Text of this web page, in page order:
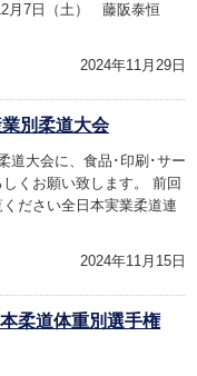
月7日（土） 藤阪泰恒
2024年11月29日
別柔道大会
道大会に、食品･印刷･サー
くお願い致します。 前回
ださい全日本実業柔道連
2024年11月15日
柔道体重別選手権